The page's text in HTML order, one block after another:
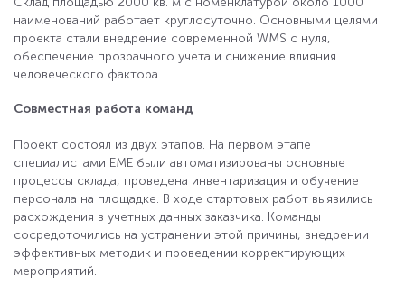
наименований работает круглосуточно. Основными целями
проекта стали внедрение современной WMS с нуля,
обеспечение прозрачного учета и снижение влияния
человеческого фактора.
Совместная работа команд
Проект состоял из двух этапов. На первом этапе
специалистами ЕМЕ были автоматизированы основные
процессы склада, проведена инвентаризация и обучение
персонала на площадке. В ходе стартовых работ выявились
расхождения в учетных данных заказчика. Команды
сосредоточились на устранении этой причины, внедрении
эффективных методик и проведении корректирующих
мероприятий.